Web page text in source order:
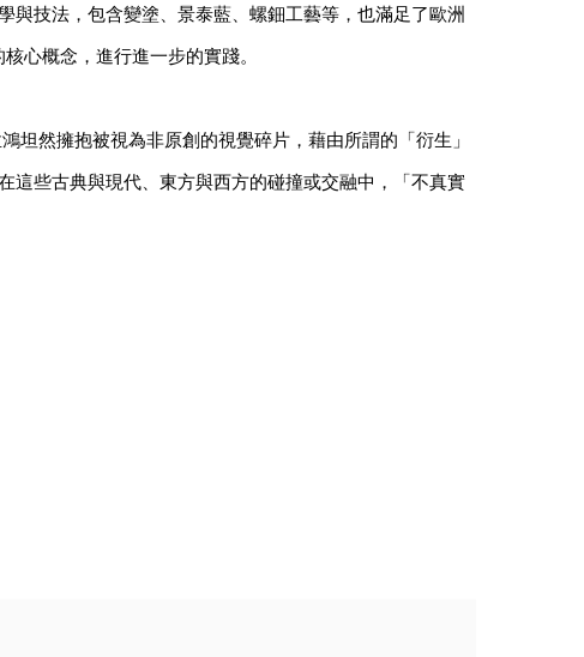
與技法，包含變塗、景泰藍、螺鈿工藝等，也滿足了歐洲
心概念，進行進一步的實踐。
然擁抱被視為非原創的視覺碎片，藉由所謂的「衍生」
這些古典與現代、東方與西方的碰撞或交融中，「不真實